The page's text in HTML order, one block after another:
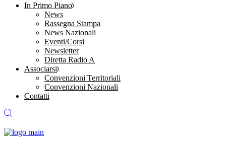
In Primo Piano
News
Rassegna Stampa
News Nazionali
Eventi/Corsi
Newsletter
Diretta Radio A
Associarsi
Convenzioni Territoriali
Convenzioni Nazionali
Contatti